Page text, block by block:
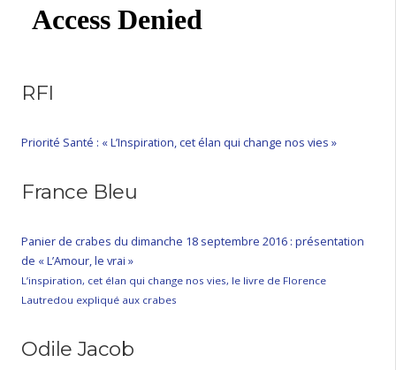
RFI
Priorité Santé : « L’Inspiration, cet élan qui change nos vies »
France Bleu
Panier de crabes du dimanche 18 septembre 2016 : présentation
de « L’Amour, le vrai »
L’inspiration, cet élan qui change nos vies, le livre de Florence
Lautredou expliqué aux crabes
Odile Jacob